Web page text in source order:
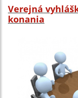
Verejná
konania